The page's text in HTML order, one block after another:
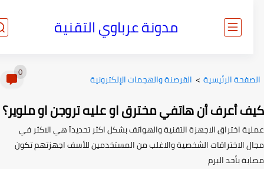
مدونة عرباوي التقنية
الرئيسية> القرصنة والهجمات الإلكترونية
أعرف أن هاتفي مخترق او عليه تروجن او ملوير؟
اختراق الاجهزة التقنية والهواتف بشكل اكثر تحديدآ هي الاكثر في
الاختراقات الشخصية والاغلب من المستخدمين للأسف اجهزتهم تكون
بأحد البرم